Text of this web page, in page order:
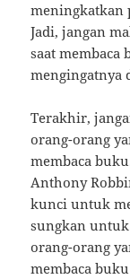
meningkatkan
Jadi, jangan
saat membaca
mengingatnya
Terakhir,
orang-orang
membaca
Anthony
kunci untuk
sungkan
orang-orang
membaca